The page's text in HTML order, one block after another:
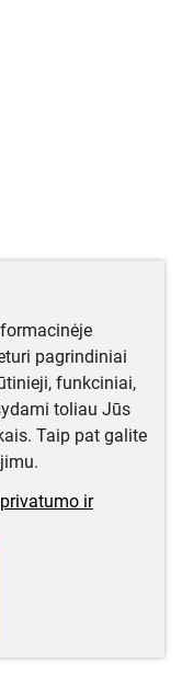
pagrindiniai
funkciniai,
toliau Jūs
Taip pat galite
ir